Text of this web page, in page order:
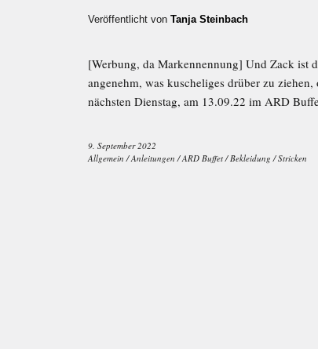
Veröffentlicht von Tanja Steinbach
[Werbung, da Markennennung] Und Zack ist
angenehm, was kuscheliges drüber zu
nächsten Dienstag, am 13.09.22 im ARD
9. September 2022
Allgemein /Anleitungen /ARD Buffet/Bekleidung /Stricken